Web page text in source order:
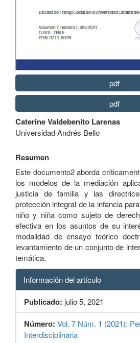
pdf
pdf
Contenido
principal
del
Caterine Valdebenito Larenas
Universidad Andrés Bello
Resumen
Este documento2 aborda
los modelos de la mediación
justicia de familia y las
protección integral de la infancia
niño y niña como sujeto de
efectiva en los asuntos de su
modalidad de ensayo teórico
levantamiento de un conjunto de
temática.
Información del artículo
Publicado: julio 5, 2021
Número: Vol. 7 Núm. 1 (2021):
Interdisciplinaria